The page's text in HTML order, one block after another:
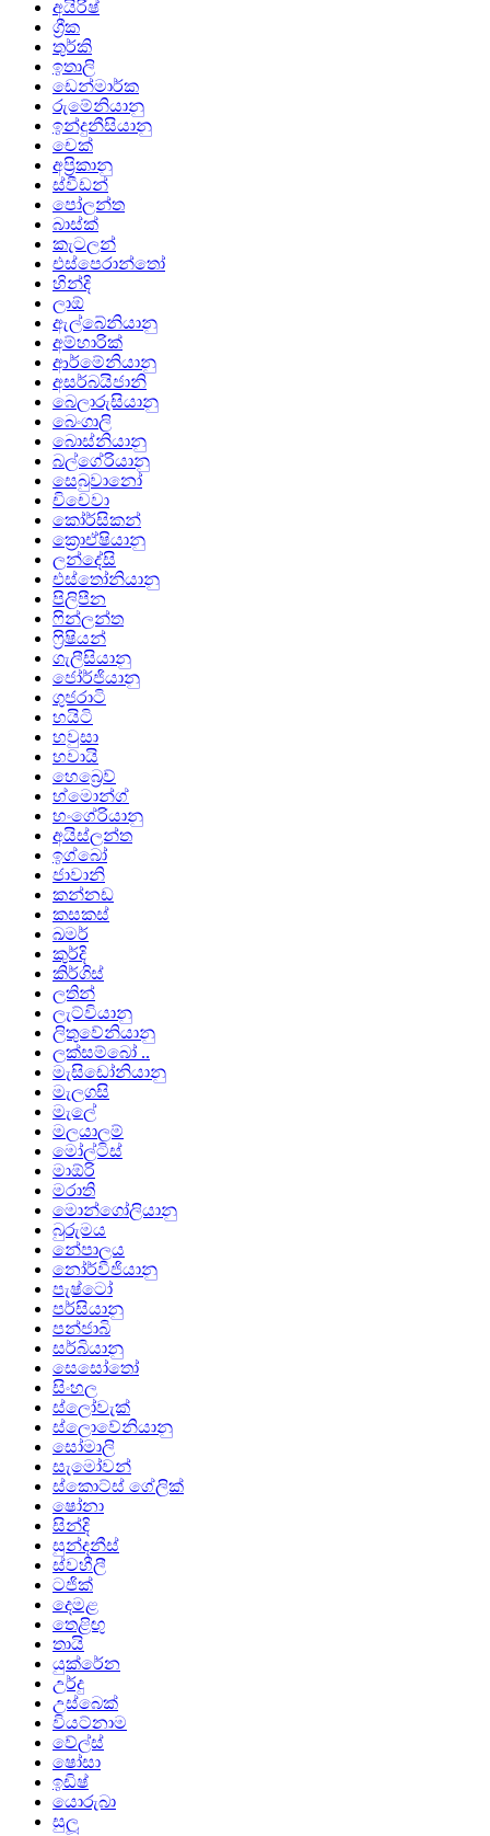
අයිරිෂ්
ග්‍රීක
තුර්කි
ඉතාලි
ඩෙන්මාර්ක
රුමේනියානු
ඉන්දුනීසියානු
චෙක්
අප්‍රිකානු
ස්වීඩන්
පෝලන්ත
බාස්ක්
කැටලන්
එස්පෙරාන්තෝ
හින්දි
ලාඕ
ඇල්බේනියානු
අම්හාරික්
ආර්මේනියානු
අසර්බයිජානි
බෙලාරුසියානු
බෙංගාලි
බොස්නියානු
බල්ගේරියානු
සෙබුවානෝ
චිචෙවා
කෝර්සිකන්
ක්‍රොඒෂියානු
ලන්දේසි
එස්තෝනියානු
පිලිපීන
ෆින්ලන්ත
ෆ්‍රිෂියන්
ගැලීසියානු
ජෝර්ජියානු
ගුජරාටි
හයිටි
හවුසා
හවායි
හෙබ්‍රෙව්
හ්මොන්ග්
හංගේරියානු
අයිස්ලන්ත
ඉග්බෝ
ජාවානි
කන්නඩ
කසකස්
ඛමර්
කුර්දි
කිර්ගිස්
ලතින්
ලැට්වියානු
ලිතුවේනියානු
ලක්සම්බෝ ..
මැසිඩෝනියානු
මැලගසි
මැලේ
මලයාලම්
මෝල්ටිස්
මාඕරි
මරාති
මොන්ගෝලියානු
බුරුමය
නේපාලය
නෝර්වීජියානු
පැෂ්ටෝ
පර්සියානු
පන්ජාබි
සර්බියානු
සෙසෝතෝ
සිංහල
ස්ලෝවැක්
ස්ලොවේනියානු
සෝමාලි
සැමෝවන්
ස්කොට්ස් ගේලික්
ෂෝනා
සින්දි
සුන්දනීස්
ස්වහීලී
ටජික්
දෙමළ
තෙළිඟු
තායි
යුක්රේන
උර්දු
උස්බෙක්
වියට්නාම
වේල්ස්
ෂෝසා
ඉඩිෂ්
යොරුබා
සුලූ